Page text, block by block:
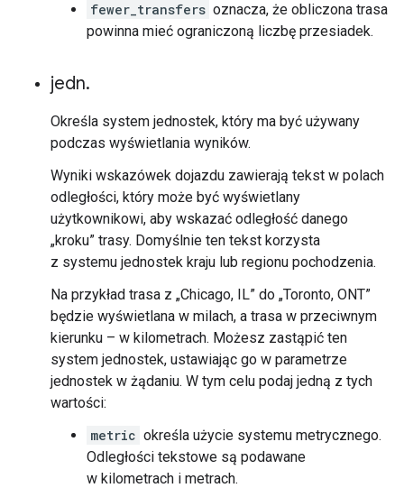
fewer_transfers oznacza, że obliczona trasa
powinna mieć ograniczoną liczbę przesiadek.
jedn.
Określa system jednostek, który ma być używany
podczas wyświetlania wyników.
Wyniki wskazówek dojazdu zawierają tekst w polach
odległości, który może być wyświetlany
użytkownikowi, aby wskazać odległość danego
„kroku” trasy. Domyślnie ten tekst korzysta
z systemu jednostek kraju lub regionu pochodzenia.
Na przykład trasa z „Chicago, IL” do „Toronto, ONT”
będzie wyświetlana w milach, a trasa w przeciwnym
kierunku – w kilometrach. Możesz zastąpić ten
system jednostek, ustawiając go w parametrze
jednostek w żądaniu. W tym celu podaj jedną z tych
wartości:
metric określa użycie systemu metrycznego.
Odległości tekstowe są podawane
w kilometrach i metrach.